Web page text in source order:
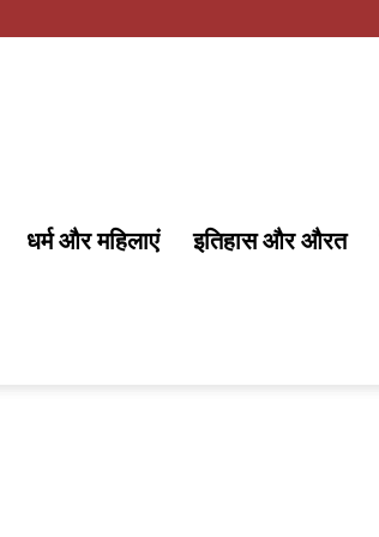
धर्म और महिलाएं इतिहास और औरत